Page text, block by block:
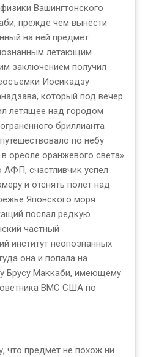
Вашингтонского
прежде чем вынести
на ней предмет
летающим
заключением получил
Иосикадзу
который под вечер
летящее над городом
бриллианта
по небу
ореоле оранжевого света».
АФП, счастливчик успел
и отснять полет над
Японского моря
послал редкую
частный
институт неопознанных
она и попала на
Брусу Маккаби, имеющему
ВМС США по
что предмет не похож ни